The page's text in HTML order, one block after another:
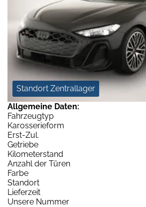
Standort Zentrallager
Allgemeine Daten:
Fahrzeugtyp
Karosserieform
Erst-Zul.
Getriebe
Kilometerstand
Anzahl der Türen
Farbe
Standort
Lieferzeit
Unsere Nummer